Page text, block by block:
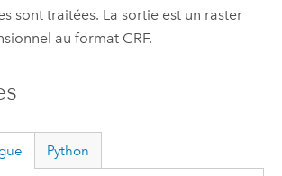
sont traitées. La sortie est un raster
au format CRF.
Python